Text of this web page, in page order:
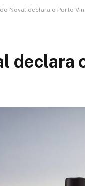
Noval declara o Porto
declara